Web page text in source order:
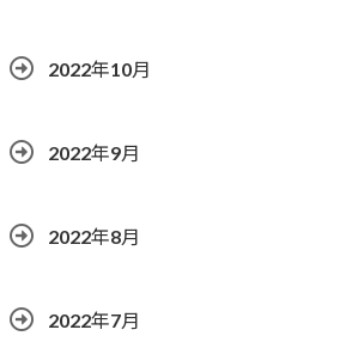
2022年10月
2022年9月
2022年8月
2022年7月